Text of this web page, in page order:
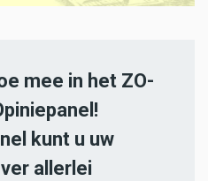
mee in het ZO-
kunt u uw
allerlei